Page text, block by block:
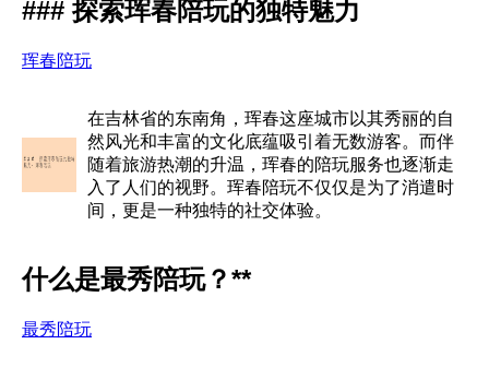
### 探索珲春陪玩的独特魅力
珲春陪玩
在吉林省的东南角，珲春这座城市以其秀丽的自
然风光和丰富的文化底蕴吸引着无数游客。而伴
随着旅游热潮的升温，珲春的陪玩服务也逐渐走
入了人们的视野。珲春陪玩不仅仅是为了消遣时
间，更是一种独特的社交体验。
什么是最秀陪玩？**
最秀陪玩